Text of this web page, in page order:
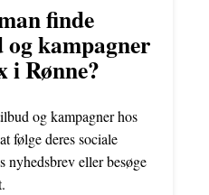
finde
kampagner
i Rønne?
og kampagner hos
følge deres sociale
nyhedsbrev eller besøge